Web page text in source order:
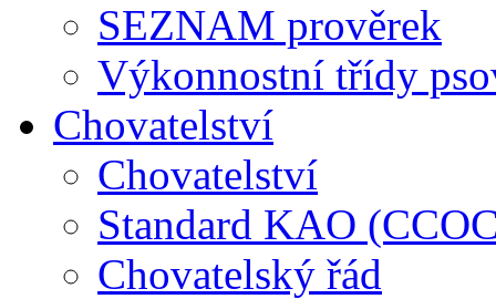
SEZNAM prověrek
Výkonnostní třídy
Chovatelství
Chovatelství
Standard KAO
Chovatelský řád